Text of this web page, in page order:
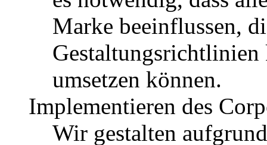
Marke beeinflussen,
Gestaltungsrichtlinien
umsetzen können.
Implementieren des
Wir gestalten